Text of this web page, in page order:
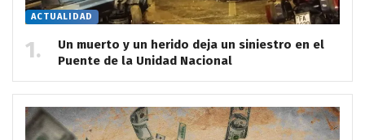
ACTUALIDAD
Un muerto y un herido deja un siniestro en el
Puente de la Unidad Nacional